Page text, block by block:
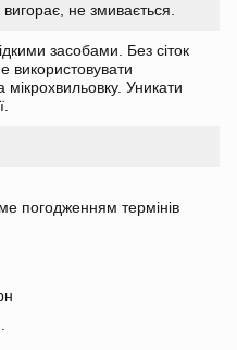
не змивається.
засобами. Без сіток
використовувати
мікрохвильовку. Уникати
погодженням термінів